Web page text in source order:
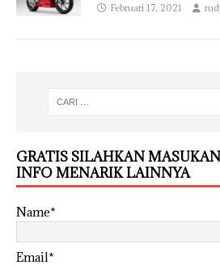
Februari 17, 2021
GRATIS SILAHKAN
INFO MENARIK LAINNYA
Name*
Email*